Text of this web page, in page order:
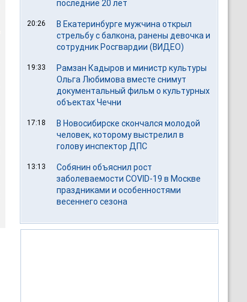
последние 20 лет
20:26
В Екатеринбурге мужчина открыл
стрельбу с балкона, ранены девочка и
сотрудник Росгвардии (ВИДЕО)
19:33
Рамзан Кадыров и министр культуры
Ольга Любимова вместе снимут
документальный фильм о культурных
объектах Чечни
17:18
В Новосибирске скончался молодой
человек, которому выстрелил в
голову инспектор ДПС
13:13
Собянин объяснил рост
заболеваемости COVID-19 в Москве
праздниками и особенностями
весеннего сезона